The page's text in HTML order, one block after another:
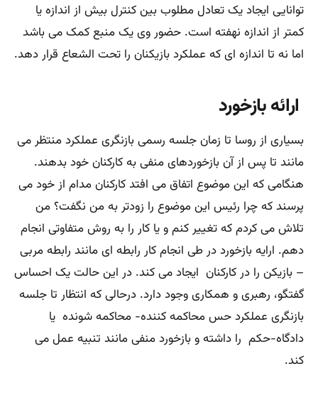
توانایی ایجاد یک تعادل مطلوب بین کنترل بیش از اندازه یا
کمتر از اندازه نهفته است. حضور وی یک منبع کمک می باشد
اما نه تا اندازه ای که عملکرد بازیکنان را تحت الشعاع قرار دهد.
ارائه بازخورد
بسیاری از روسا تا زمان جلسه رسمی بازنگری عملکرد منتظر می
مانند تا پس از آن بازخوردهای منفی به کارکنان خود بدهند.
هنگامی که این موضوع اتفاق می افتد کارکنان مدام از خود می
پرسند که چرا رئیس این موضوع را زودتر به من نگفت؟ من
تلاش می کردم که تغییر کنم و یا کار را به روش متفاوتی انجام
دهم. ارایه بازخورد در طی انجام کار رابطه ای مانند رابطه مربی
– بازیکن را در کارکنان ایجاد می کند. در این حالت یک احساس
گفتگو، رهبری و همکاری وجود دارد. درحالی که انتظار تا جلسه
بازنگری عملکرد حس محاکمه کننده- محاکمه شونده یا
دادگاه-حکم را داشته و بازخورد منفی مانند تنبیه عمل می
کند.